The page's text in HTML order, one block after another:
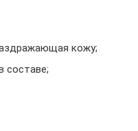
кожу;
составе;